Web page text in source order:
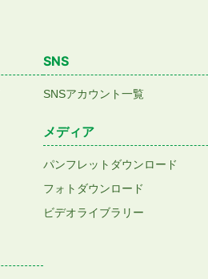
SNS
SNSアカウント一覧
メディア
パンフレットダウンロード
フォトダウンロード
ビデオライブラリー